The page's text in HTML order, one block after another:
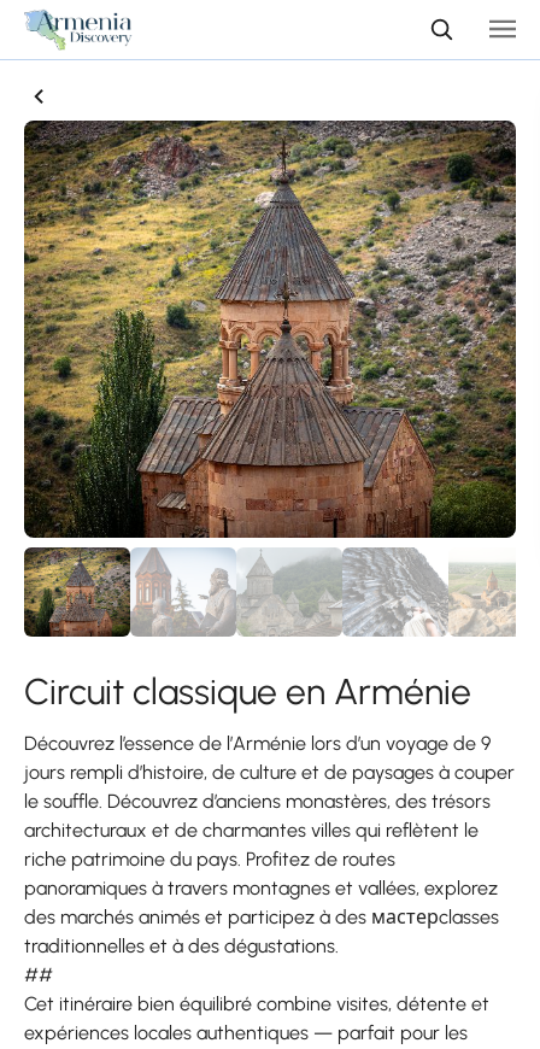
Circuit classique en Arménie
Découvrez l’essence de l’Arménie lors d’un voyage de 9
jours rempli d’histoire, de culture et de paysages à couper
le souffle. Découvrez d’anciens monastères, des trésors
architecturaux et de charmantes villes qui reflètent le
riche patrimoine du pays. Profitez de routes
panoramiques à travers montagnes et vallées, explorez
des marchés animés et participez à des мастерclasses
traditionnelles et à des dégustations.
##
Cet itinéraire bien équilibré combine visites, détente et
expériences locales authentiques — parfait pour les